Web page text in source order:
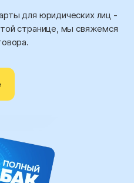
для юридических лиц -
странице, мы свяжемся